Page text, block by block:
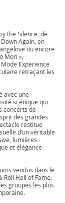
the Silence, de
Again, en
ou encore
Mori »,
Mode Experience
retraçant les
avec une
scénique qui
concerts de
des grandes
restitue
d’un véritable
lumières
et élégance
vendus dans le
Hall of Fame,
groupes les plus